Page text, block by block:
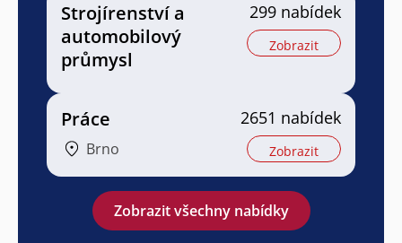
Strojírenství a
automobilový
průmysl
299 nabídek
Zobrazit
Práce
Brno
2651 nabídek
Zobrazit
Zobrazit všechny nabídky